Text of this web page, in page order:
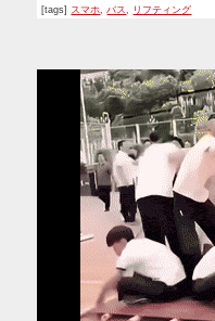
[tags] スマホ,バス, リフティング